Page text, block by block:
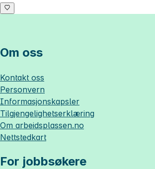
Om oss
Kontakt oss
Personvern
Informasjonskapsler
Tilgjengelighetserklæring
Om arbeidsplassen.no
Nettstedkart
For jobbsøkere